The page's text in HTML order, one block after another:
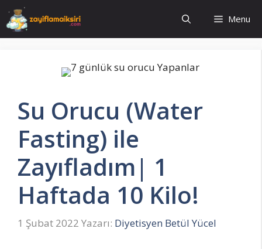
İçeriğe
atla
Menu
Su Orucu (Water
Fasting) ile
Zayıfladım| 1
Haftada 10 Kilo!
1 Şubat 2022 Yazarı: Diyetisyen Betül Yücel